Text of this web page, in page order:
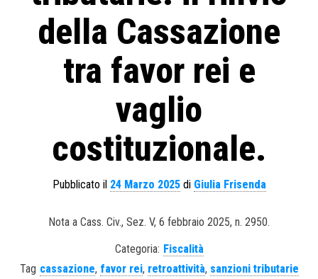
della Cassazione
tra favor rei e
vaglio
costituzionale.
Pubblicato il 24 Marzo 2025di Giulia Frisenda
Nota a Cass. Civ., Sez. V, 6 febbraio 2025, n. 2950.
Categoria: Fiscalità
Tag cassazione, favor rei, retroattività, sanzioni tributarie